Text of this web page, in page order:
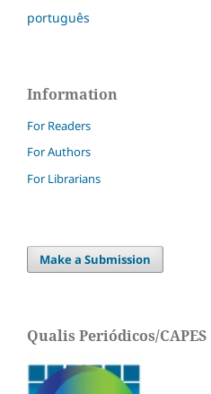
português
Information
For Readers
For Authors
For Librarians
Make a Submission
Qualis Periódicos/CAPES